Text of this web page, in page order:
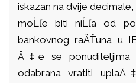
iskazan na dvije
moĹľe biti niĹľa od
bankovnog raÄŤuna u
Ä‡e se ponuditeljima
odabrana vratiti